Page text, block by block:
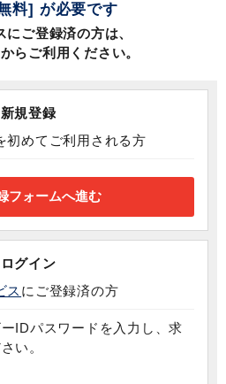
料] が必要です
にご登録済の方は、
らご利用ください。
新規登録
初めてご利用される方
ログイン
ス にご登録済の方
IDパスワードを入力し、求
い。